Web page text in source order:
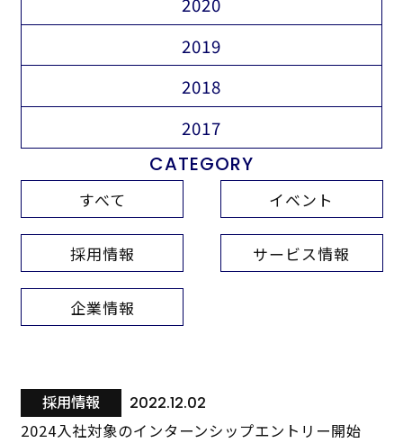
2019
2018
2017
CATEGORY
すべて イベント
採用情報 サービス情報
企業情報
採用情報 2022.12.02
2024入社対象のインターンシップエントリー開始